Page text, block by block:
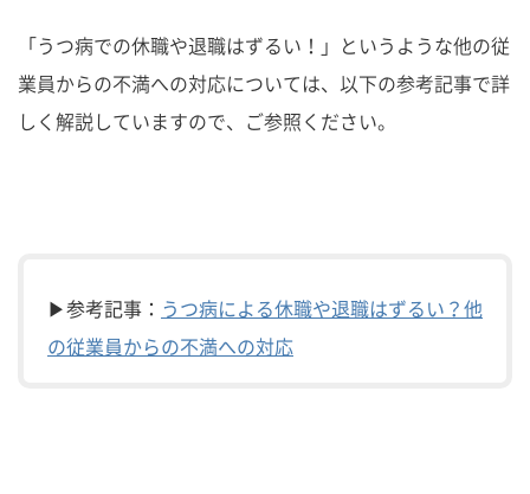
「うつ病での休職や退職はずるい！」というような他の従
業員からの不満への対応については、以下の参考記事で詳
しく解説していますので、ご参照ください。
▶参考記事： うつ病による休職や退職はずるい？他
の従業員からの不満への対応